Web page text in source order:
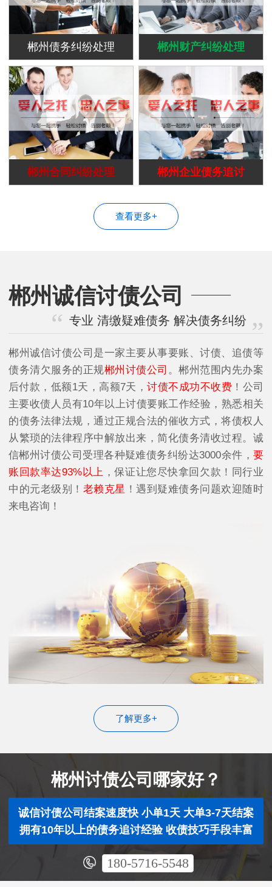
郴州债务纠纷处理 郴州财产纠纷处理
郴州合同纠纷处理 郴州企业债务追讨
查看更多+
郴州诚信讨债公司
专业 清缴疑难债务 解决债务纠纷
郴州诚信讨债公司是一家主要从事要账、讨债、追债等
债务清欠服务的正规郴州讨债公司 。郴州范围内先办案
后付款，低额1天，高额7天，讨债不成功不收费 ！公司
主要收债人员有10年以上讨债要账工作经验，熟悉相关
的债务法律法规，通过正规合法的催收方式，将债权人
从繁琐的法律程序中解放出来，简化债务清收过程。诚
信郴州讨债公司受理各种疑难债务纠纷达3000余件， 要
账回款率达93%以上 ，保证让您尽快拿回欠款！同行业
中的元老级别！ 老赖克星 ！遇到疑难债务问题欢迎随时
来电咨询！
了解更多+
郴州讨债公司哪家好？
诚信讨债公司结案速度快 小单1天 大单3-7天结案
拥有10年以上的债务追讨经验 收债技巧手段丰富
180-5716-5548